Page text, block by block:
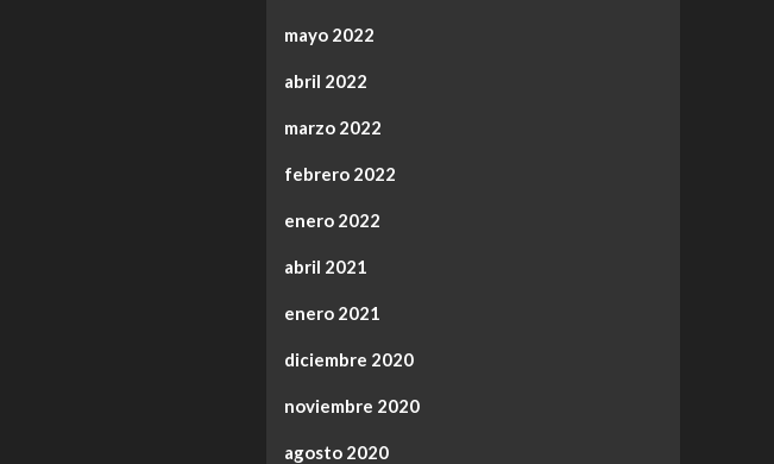
mayo 2022
abril 2022
marzo 2022
febrero 2022
enero 2022
abril 2021
enero 2021
diciembre 2020
noviembre 2020
agosto 2020